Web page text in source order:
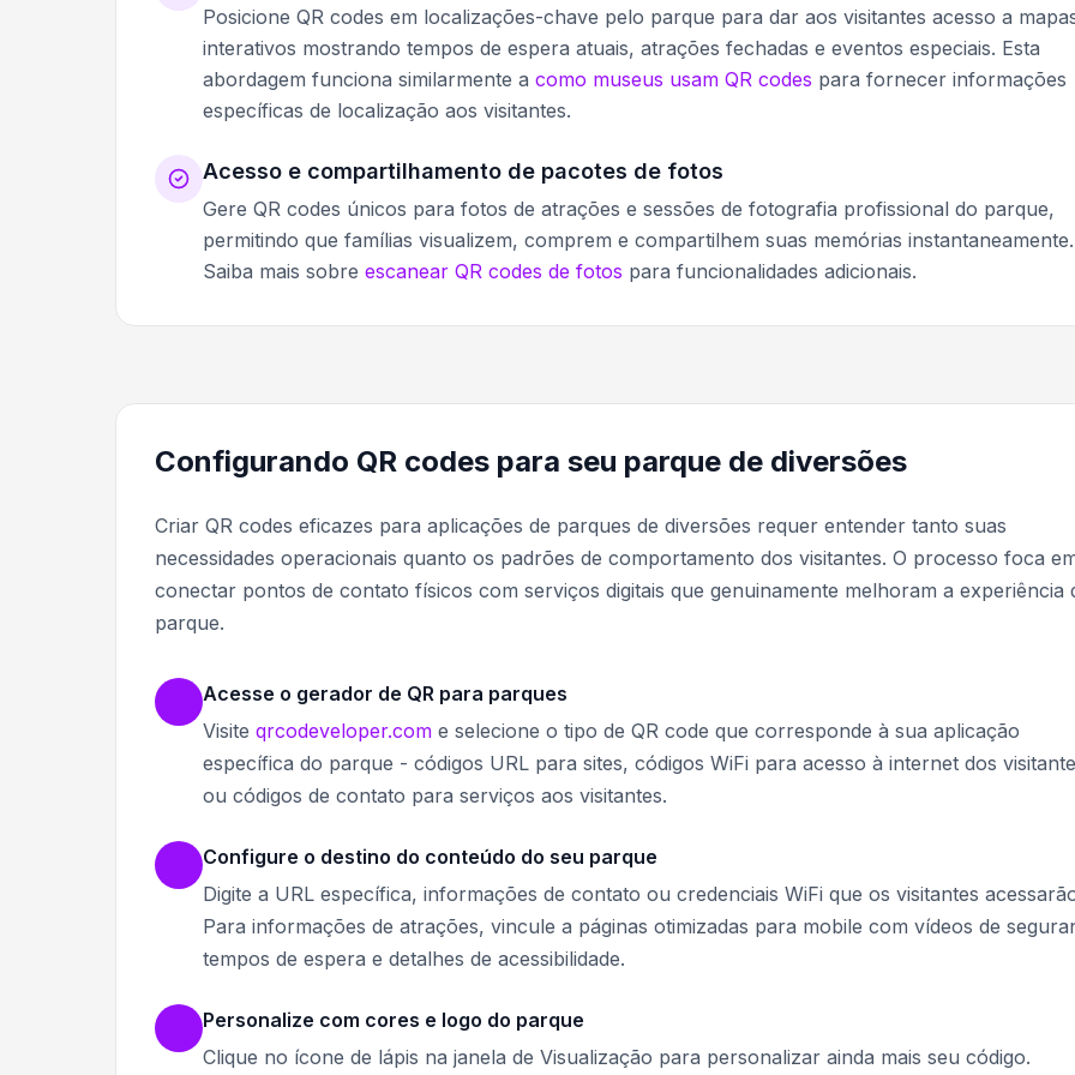
Posicione QR codes em localizações-chave pelo parque para dar aos visitantes acesso a
interativos mostrando tempos de espera atuais, atrações fechadas e eventos especiais. Esta
abordagem funciona similarmente a como museus usam QR codes para fornecer informações
específicas de localização aos visitantes.
Acesso e compartilhamento de pacotes de fotos
Gere QR codes únicos para fotos de atrações e sessões de fotografia profissional do parque,
permitindo que famílias visualizem, comprem e compartilhem suas memórias instantaneamente.
Saiba mais sobre escanear QR codes de fotos para funcionalidades adicionais.
Configurando QR codes para seu parque de diversões
Criar QR codes eficazes para aplicações de parques de diversões requer entender tanto suas
necessidades operacionais quanto os padrões de comportamento dos visitantes. O processo foca
conectar pontos de contato físicos com serviços digitais que genuinamente melhoram a experiência
parque.
Acesse o gerador de QR para parques
Visite qrcodeveloper.com e selecione o tipo de QR code que corresponde à sua aplicação
específica do parque - códigos URL para sites, códigos WiFi para acesso à internet dos
ou códigos de contato para serviços aos visitantes.
Configure o destino do conteúdo do seu parque
Digite a URL específica, informações de contato ou credenciais WiFi que os visitantes
Para informações de atrações, vincule a páginas otimizadas para mobile com vídeos de
tempos de espera e detalhes de acessibilidade.
Personalize com cores e logo do parque
Clique no ícone de lápis na janela de Visualização para personalizar ainda mais seu código.